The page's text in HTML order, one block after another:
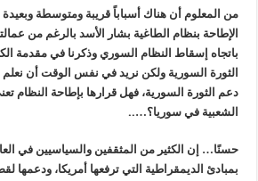
من المعلوم أن هناك أسباباً قريبة ومتوسطة
الإطاحة بنظام الطاغية بشار الأسد بالرغم من
باتجاه إسقاط النظام السوري وذكرنا في مقدمة
الثورة السورية ولكن نريد في نفس الوقت أن نعلم
دعم الثورة السورية، فهل قرارها بإطاحة النظام
الشعبية في سوريا؟…..
حسنًا… إن الكثير من المثقفين والسياسيين في
بمبادئ الديمقراطية التي ترفعها أمريكا، ودعمها